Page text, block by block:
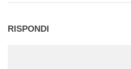
RISPONDI